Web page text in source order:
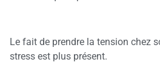
Le fait de prendre la tension chez
stress est plus présent.